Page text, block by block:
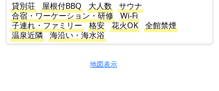
貸別荘
屋根付BBQ 大人数
サウナ
合宿・ワーケーション・研修
Wi-Fi
子連れ・ファミリー
格安 花火OK
全館禁煙
温泉近隣
海沿い・海水浴
地図表示